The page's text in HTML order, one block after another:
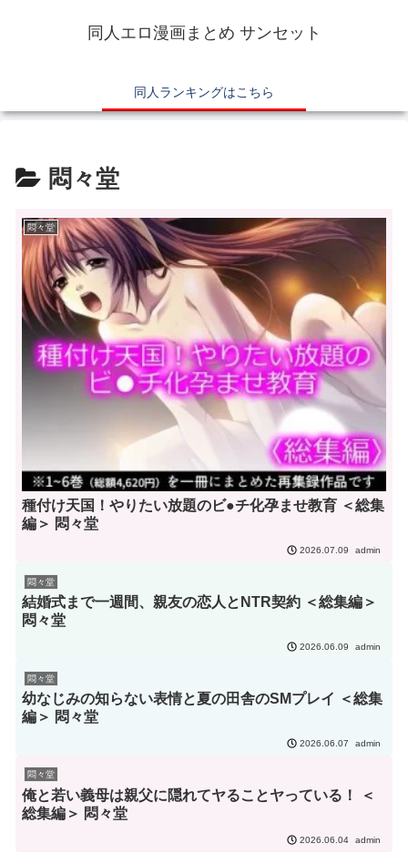
同人エロ漫画まとめ サンセット
同人ランキングはこちら
悶々堂
悶々堂
種付け天国！やりたい放題のビ●チ化孕ませ教育 ＜総集
編＞ 悶々堂
2026.07.09 admin
悶々堂
結婚式まで一週間、親友の恋人とNTR契約 ＜総集編＞
悶々堂
2026.06.09 admin
悶々堂
幼なじみの知らない表情と夏の田舎のSMプレイ ＜総集
編＞ 悶々堂
2026.06.07 admin
悶々堂
俺と若い義母は親父に隠れてヤることヤっている！ ＜
総集編＞ 悶々堂
2026.06.04 admin